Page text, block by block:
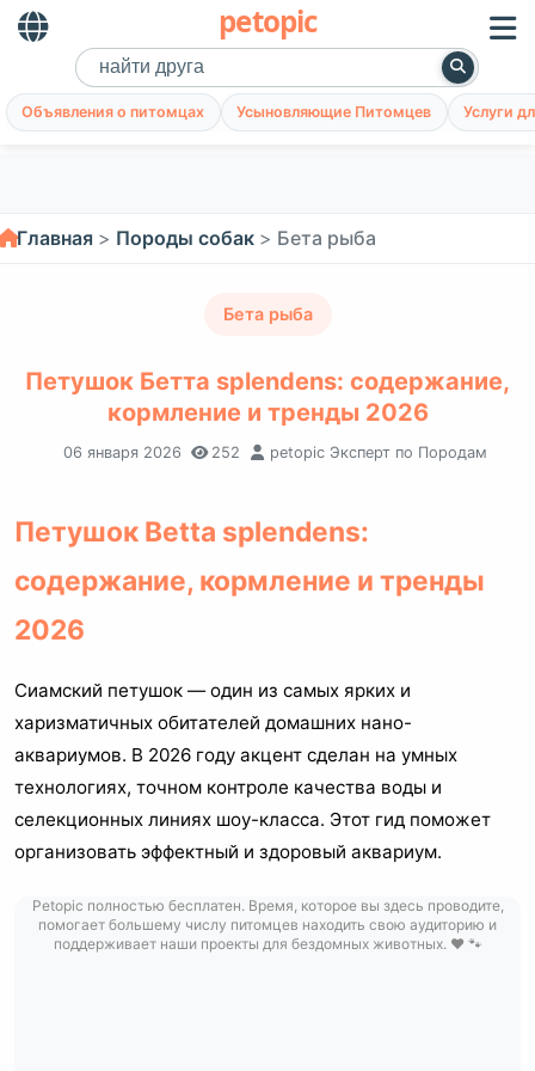
petopic
Объявления о питомцах Усыновляющие Питомцев Услуги
Главная Породы собак Бета рыба
Бета рыба
Петушок Бетта splendens: содержание,
кормление и тренды 2026
06 января 2026 252 petopic Эксперт по Породам
Петушок Betta splendens:
содержание, кормление и тренды
2026
Сиамский петушок — один из самых ярких и
харизматичных обитателей домашних нано-
аквариумов. В 2026 году акцент сделан на умных
технологиях, точном контроле качества воды и
селекционных линиях шоу-класса. Этот гид поможет
организовать эффектный и здоровый аквариум.
Petopic полностью бесплатен. Время, которое вы здесь проводите,
помогает большему числу питомцев находить свою аудиторию и
поддерживает наши проекты для бездомных животных. ❤️ 🐾